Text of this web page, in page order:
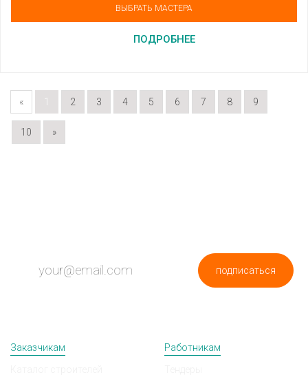
ВЫБРАТЬ МАСТЕРА
ПОДРОБНЕЕ
« 1 2 3 4 5 6 7 8 9
10 »
подписаться
Заказчикам
Работникам